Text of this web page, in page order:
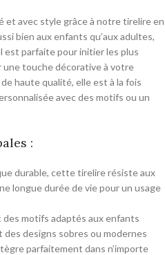
et avec style grâce à notre tirelire en
bien aux enfants qu’aux adultes,
parfaite pour initier les plus
une touche décorative à votre
haute qualité, elle est à la fois
avec des motifs ou un
:
durable, cette tirelire résiste aux
longue durée de vie pour un usage
des motifs adaptés aux enfants
des designs sobres ou modernes
parfaitement dans n’importe